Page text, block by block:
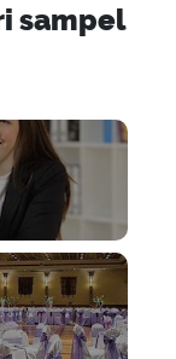
sampel